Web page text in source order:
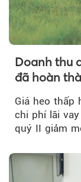
Doanh thu
đã hoàn
Giá heo thấp
chi phí lãi
quý II giảm